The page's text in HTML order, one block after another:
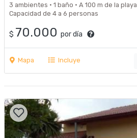
3 ambientes · 1 baño · A 100 m de la playa
Capacidad de 4 a 6 personas
$ 70.000 por día
Mapa Incluye